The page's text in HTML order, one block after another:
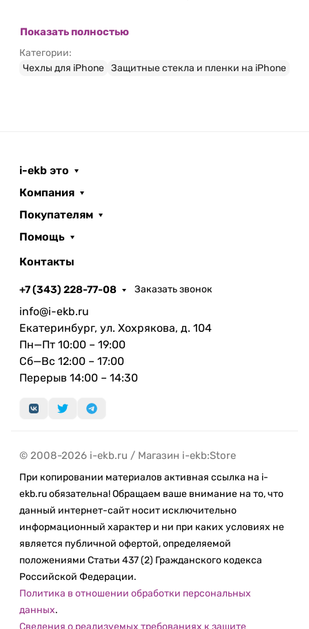
Показать полностью
Категории:
Чехлы для iPhone Защитные стекла и пленки на iPhone
i-ekb это
Компания
Покупателям
Помощь
Контакты
+7 (343) 228-77-08 Заказать звонок
info@i-ekb.ru
Екатеринбург, ул. Хохрякова, д. 104
Пн—Пт 10:00 – 19:00
Сб—Вс 12:00 – 17:00
Перерыв 14:00 – 14:30
© 2008-2026 i-ekb.ru / Магазин i-ekb:Store
При копировании материалов активная ссылка на i-
ekb.ru обязательна! Обращаем ваше внимание на то, что
данный интернет-сайт носит исключительно
информационный характер и ни при каких условиях не
является публичной офертой, определяемой
положениями Статьи 437 (2) Гражданского кодекса
Российской Федерации.
Политика в отношении обработки персональных
данных.
Сведения о реализуемых требованиях к защите